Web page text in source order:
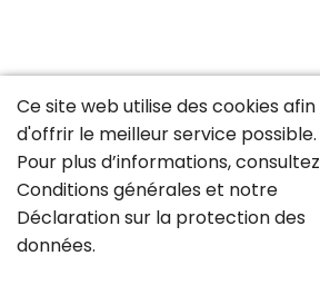
Ce site web utilise des cookies afin
d'offrir le meilleur service possible.
Pour plus d’informations,
Conditions générales et notre
Déclaration sur la protection des
données.